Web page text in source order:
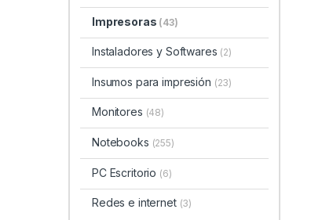
Impresoras (43)
Instaladores y Softwares (2)
Insumos para impresión (23)
Monitores (48)
Notebooks (255)
PC Escritorio (6)
Redes e internet (3)